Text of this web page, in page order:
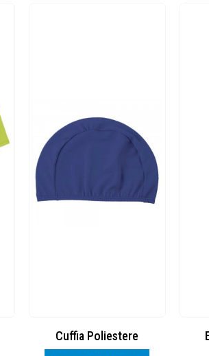
BS600 – 5139960